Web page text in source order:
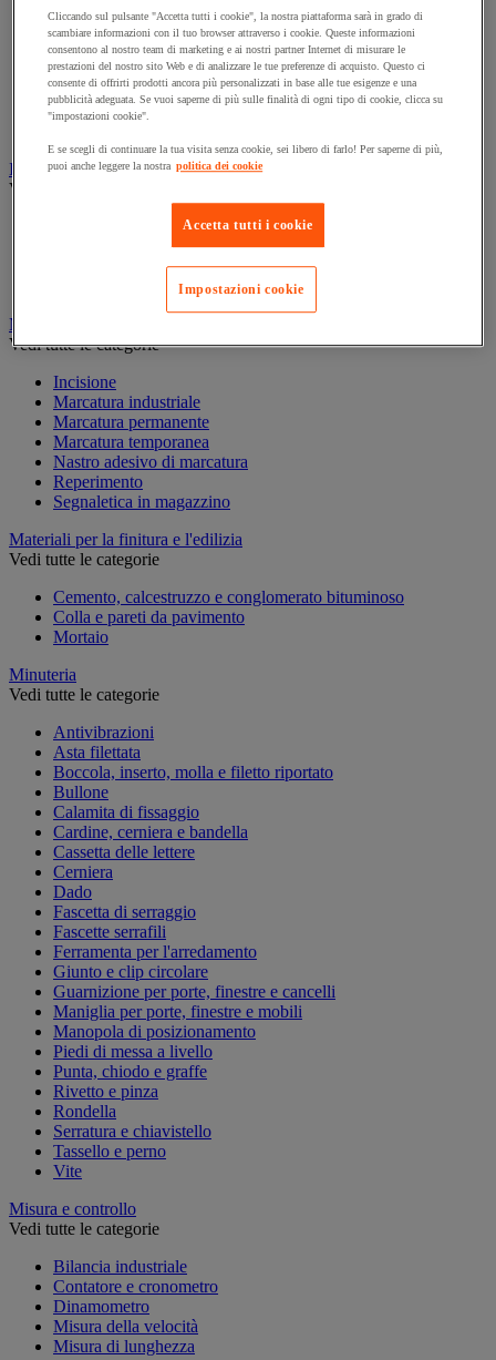
Illuminazione interna ed esterna
Lampada da officina
Lampada frontale
Lampada portatile
Lampadina
Proiettore da cantiere
Ingrassaggio e lubrificazione
Vedi tutte le categorie
Attrezzi per lubrificazione
Lubrificante e sbloccante
Marcatura
Vedi tutte le categorie
Incisione
Marcatura industriale
Marcatura permanente
Marcatura temporanea
Nastro adesivo di marcatura
Reperimento
Segnaletica in magazzino
Materiali per la finitura e l'edilizia
Vedi tutte le categorie
Cemento, calcestruzzo e conglomerato bituminoso
Colla e pareti da pavimento
Mortaio
Minuteria
Vedi tutte le categorie
Antivibrazioni
Asta filettata
Boccola, inserto, molla e filetto riportato
Bullone
Calamita di fissaggio
Cardine, cerniera e bandella
Cassetta delle lettere
Cerniera
Dado
Fascetta di serraggio
Fascette serrafili
Ferramenta per l'arredamento
Giunto e clip circolare
Guarnizione per porte, finestre e cancelli
Maniglia per porte, finestre e mobili
Manopola di posizionamento
Piedi di messa a livello
Punta, chiodo e graffe
Rivetto e pinza
Rondella
Serratura e chiavistello
Tassello e perno
Vite
Misura e controllo
Vedi tutte le categorie
Bilancia industriale
Contatore e cronometro
Dinamometro
Misura della velocità
Misura di lunghezza
Cliccando sul pulsante "Accetta tutti i cookie", la nostra piattaforma sarà in grado di
scambiare informazioni con il tuo browser attraverso i cookie. Queste informazioni
consentono al nostro team di marketing e ai nostri partner Internet di misurare le
prestazioni del nostro sito Web e di analizzare le tue preferenze di acquisto. Questo ci
consente di offrirti prodotti ancora più personalizzati in base alle tue esigenze e una
pubblicità adeguata. Se vuoi saperne di più sulle finalità di ogni tipo di cookie, clicca su
"impostazioni cookie".
E se scegli di continuare la tua visita senza cookie, sei libero di farlo! Per saperne di più,
puoi anche leggere la nostra politica dei cookie
Accetta tutti i cookie
Impostazioni cookie